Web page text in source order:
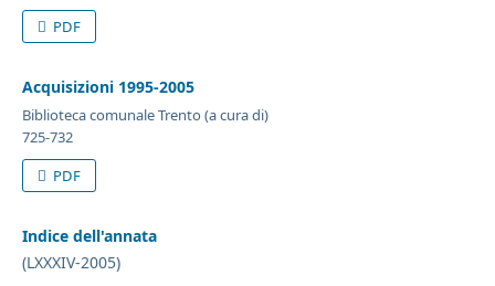
PDF
Acquisizioni 1995-2005
Biblioteca comunale Trento (a cura di)
725-732
PDF
Indice dell'annata
(LXXXIV-2005)